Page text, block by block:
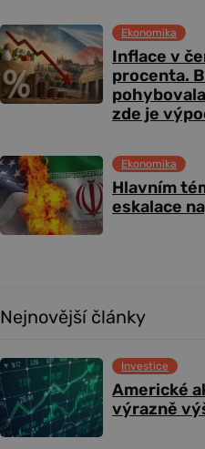
Inflace v
procenta.
zde je
Ekonomika
Hlavním
eskalace
Ekonomika
Nejnovější články
Americké
výrazně
Investice